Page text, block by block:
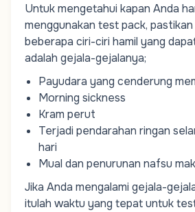
Untuk mengetahui kapan Anda
menggunakan test pack,
beberapa ciri-ciri hamil yang
adalah gejala-gejalanya;
Payudara yang cenderung
Morning sickness
Kram perut
Terjadi pendarahan ringan
hari
Mual dan penurunan nafsu
Jika Anda mengalami gejala-
itulah waktu yang tepat untuk